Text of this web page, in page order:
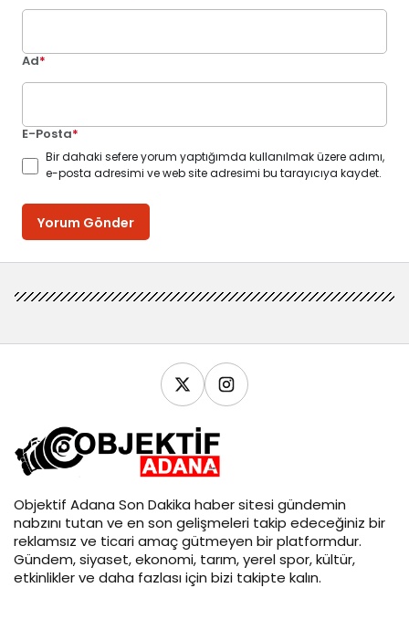
Ad*
E-Posta*
Bir dahaki sefere yorum yaptığımda kullanılmak üzere adımı,
e-posta adresimi ve web site adresimi bu tarayıcıya kaydet.
Yorum Gönder
Objektif Adana Son Dakika haber sitesi gündemin
nabzını tutan ve en son gelişmeleri takip edeceğiniz bir
reklamsız ve ticari amaç gütmeyen bir platformdur.
Gündem, siyaset, ekonomi, tarım, yerel spor, kültür,
etkinlikler ve daha fazlası için bizi takipte kalın.